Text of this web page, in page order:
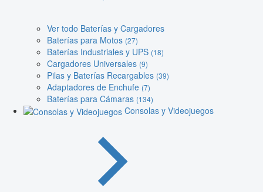
Ver todo Baterías y Cargadores
Baterías para Motos (27)
Baterías Industriales y UPS (18)
Cargadores Universales (9)
Pilas y Baterías Recargables (39)
Adaptadores de Enchufe (7)
Baterías para Cámaras (134)
Consolas y Videojuegos